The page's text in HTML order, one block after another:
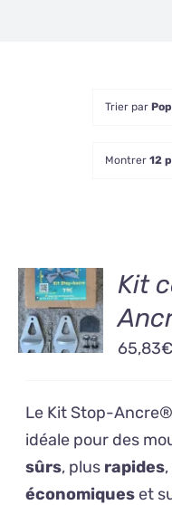
Trier par
Montrer 12
AJOUTER
AU
PANIER
/
DÉTAILS
Kit
65,83€
Le Kit Stop-
idéale pour des
sûrs, plus rapides
économiques et